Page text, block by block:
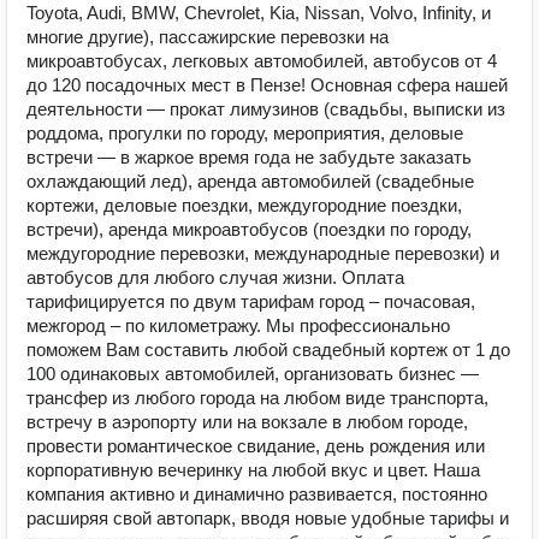
Toyota, Audi, BMW, Chevrolet, Kia, Nissan, Volvo, Infinity, и
многие другие), пассажирские перевозки на
микроавтобусах, легковых автомобилей, автобусов от 4
до 120 посадочных мест в Пензе! Основная сфера нашей
деятельности — прокат лимузинов (свадьбы, выписки из
роддома, прогулки по городу, мероприятия, деловые
встречи — в жаркое время года не забудьте заказать
охлаждающий лед), аренда автомобилей (свадебные
кортежи, деловые поездки, междугородние поездки,
встречи), аренда микроавтобусов (поездки по городу,
междугородние перевозки, международные перевозки) и
автобусов для любого случая жизни. Оплата
тарифицируется по двум тарифам город – почасовая,
межгород – по километражу. Мы профессионально
поможем Вам составить любой свадебный кортеж от 1 до
100 одинаковых автомобилей, организовать бизнес —
трансфер из любого города на любом виде транспорта,
встречу в аэропорту или на вокзале в любом городе,
провести романтическое свидание, день рождения или
корпоративную вечеринку на любой вкус и цвет. Наша
компания активно и динамично развивается, постоянно
расширяя свой автопарк, вводя новые удобные тарифы и